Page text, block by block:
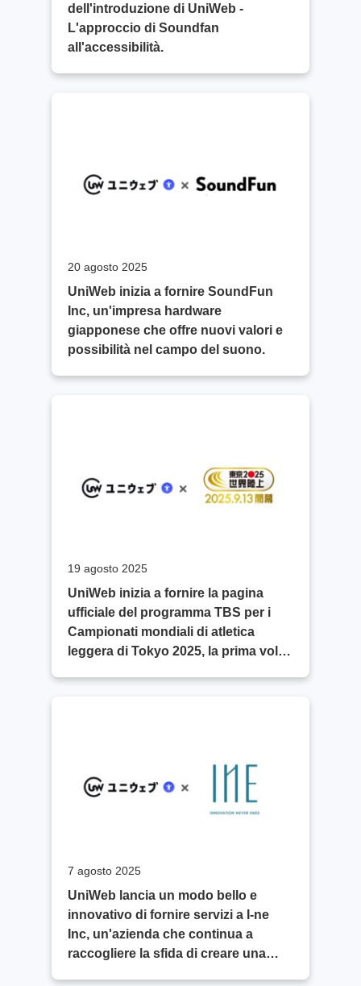
dell'introduzione di UniWeb -
L'approccio di Soundfan
all'accessibilità.
20 agosto 2025
UniWeb inizia a fornire SoundFun
Inc, un'impresa hardware
giapponese che offre nuovi valori e
possibilità nel campo del suono.
19 agosto 2025
UniWeb inizia a fornire la pagina
ufficiale del programma TBS per i
Campionati mondiali di atletica
leggera di Tokyo 2025, la prima volta
7 agosto 2025
UniWeb lancia un modo bello e
innovativo di fornire servizi a I-ne
Inc, un'azienda che continua a
raccogliere la sfida di creare una